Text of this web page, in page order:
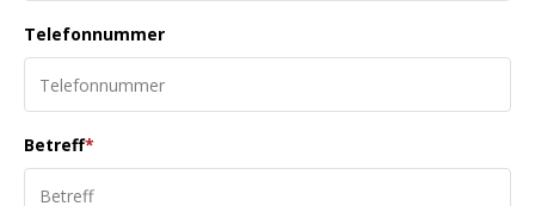
Telefonnummer
Betreff*